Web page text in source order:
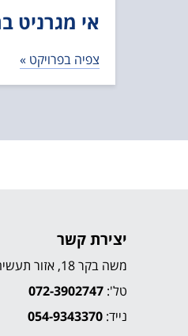
אי מגרניט
צפיה בפרויקט »
יצירת קשר
משה בקר 18, אזור תעשיה ישן רשל”צ
טל': 072-3902747
נייד: 054-9343370